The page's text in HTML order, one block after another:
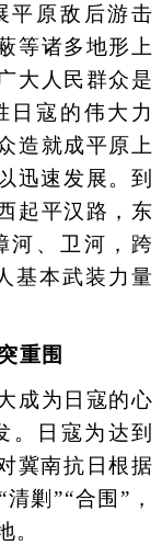
平原敌后游击
等诸多地形上
大人民群众是
日寇的伟大力
造就成平原上
迅速发展。到
起平汉路，东
河、卫河，跨
基本武装力量
重围
为日寇的心
。日寇为达到
冀南抗日根据
剿”“合围”，
。